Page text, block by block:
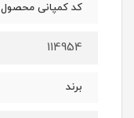
کد کمپانی محصول
114954
برند